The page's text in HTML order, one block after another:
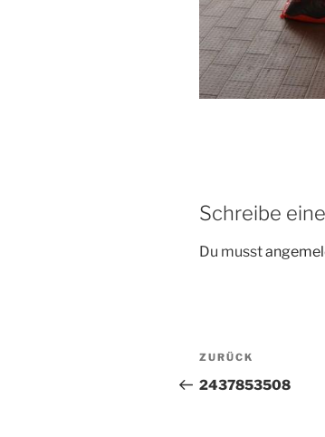
Schreibe
Du musst
Vorheriger
Beitrag
ZURÜCK
2437853508